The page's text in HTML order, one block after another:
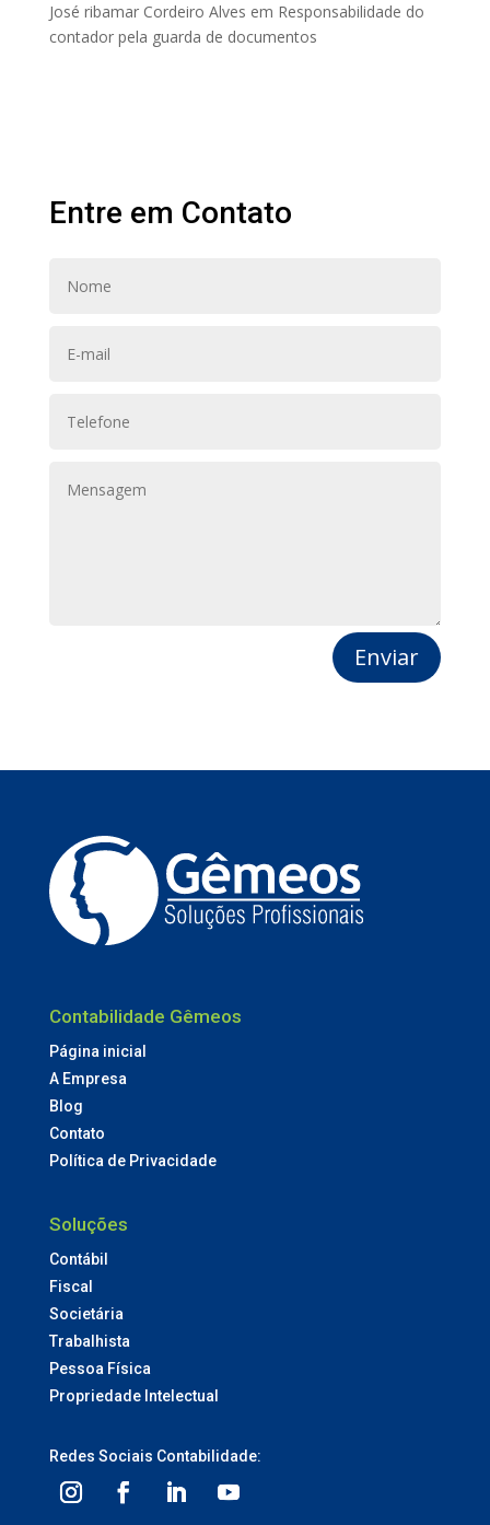
José ribamar Cordeiro Alves em Responsabilidade do
contador pela guarda de documentos
Entre em Contato
Enviar
Contabilidade Gêmeos
Página inicial
A Empresa
Blog
Contato
Política de Privacidade
Soluções
Contábil
Fiscal
Societária
Trabalhista
Pessoa Física
Propriedade Intelectual
Redes Sociais Contabilidade: